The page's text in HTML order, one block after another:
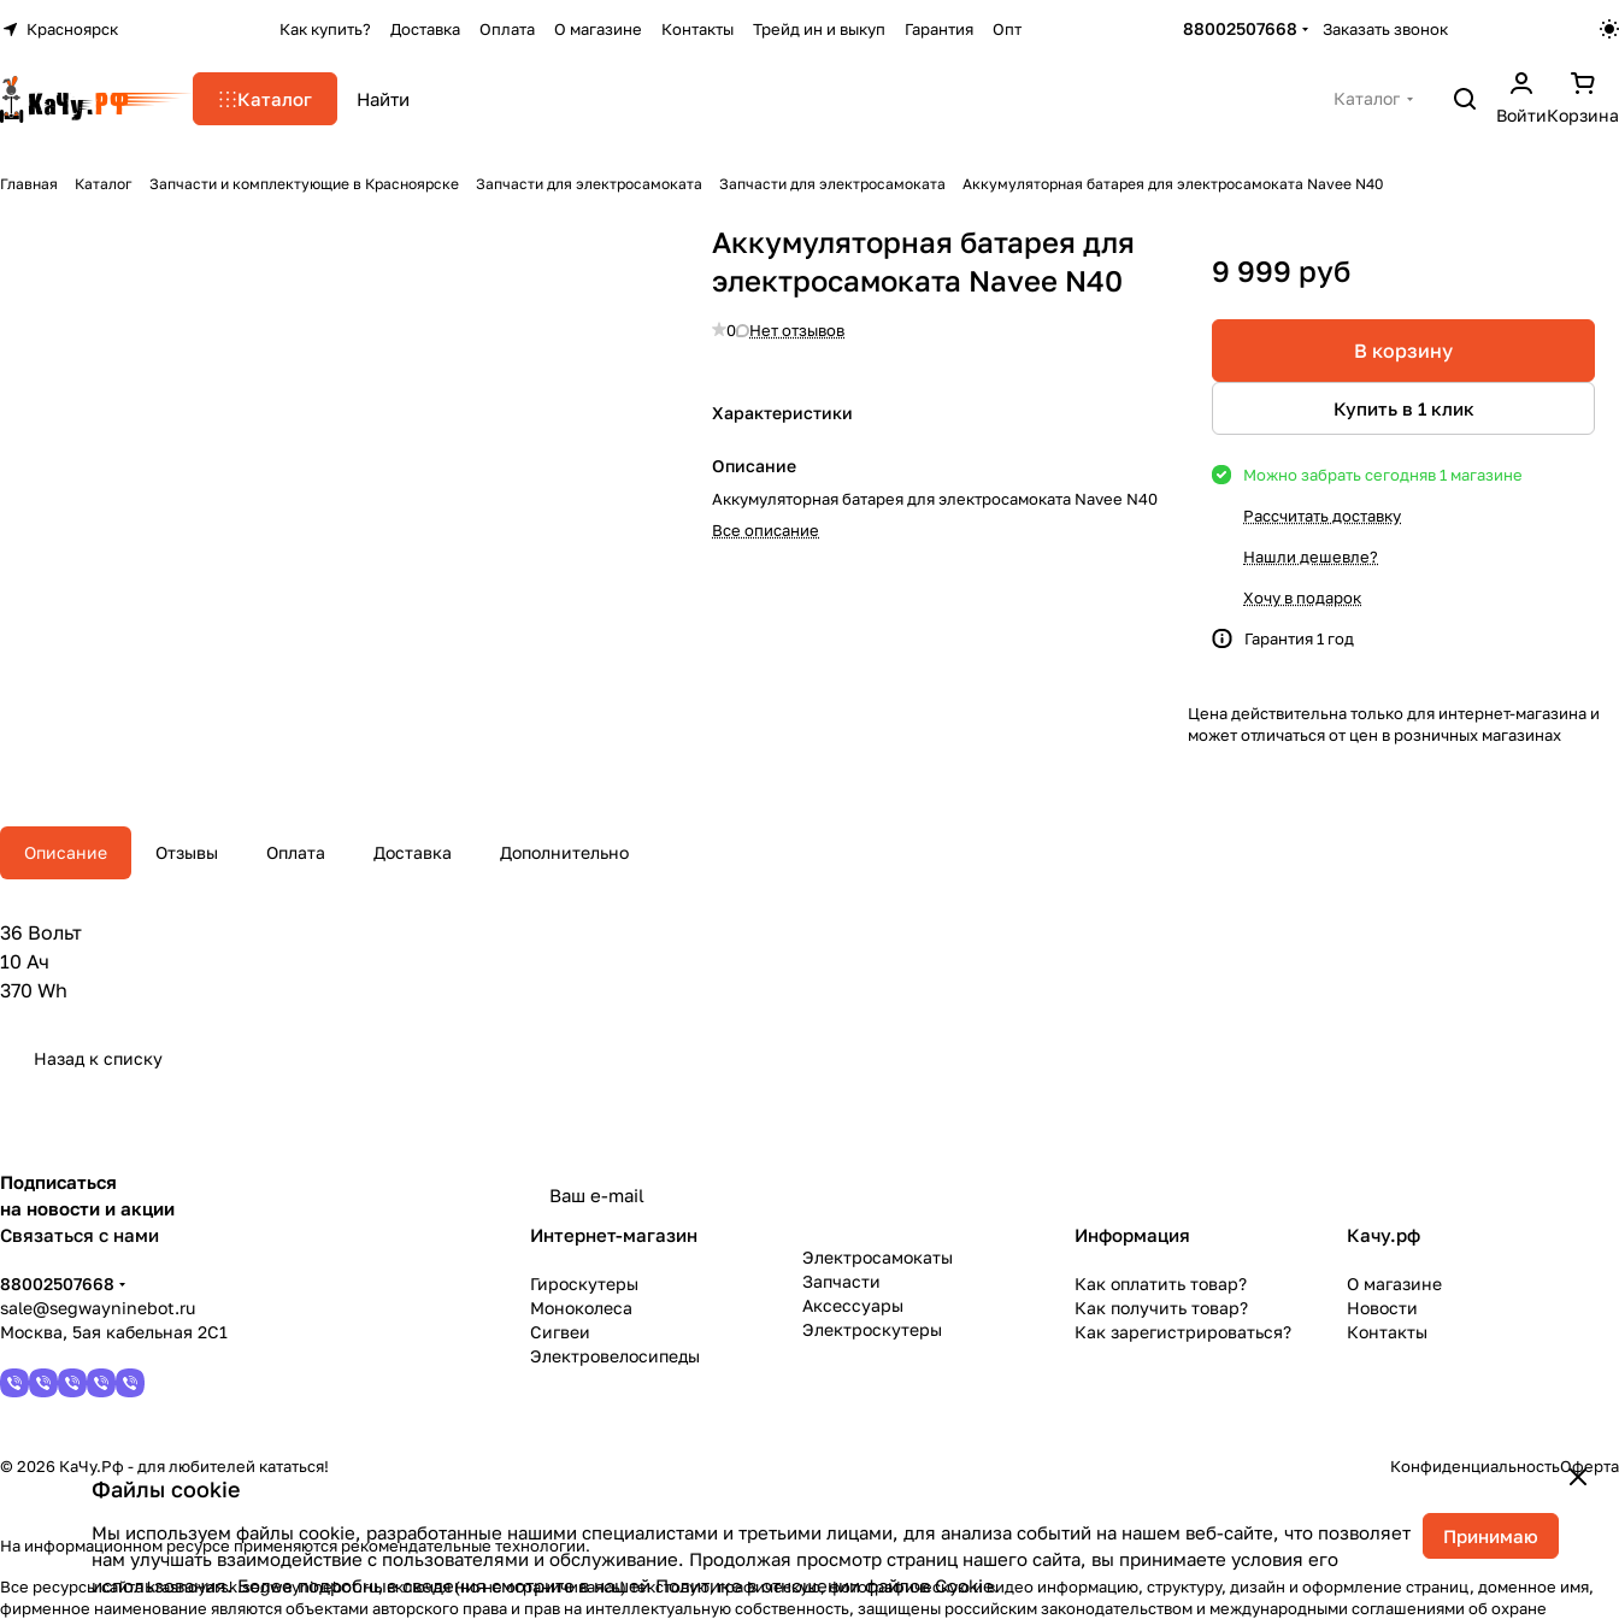
Красноярск Как купить? Доставка Оплата О магазине Контакты Трейд ин и выкуп Гарантия Опт 88002507668 Заказать звонок
Каталог
Каталог
ВойтиКорзина
Главная Каталог Запчасти и комплектующие в Красноярске Запчасти для электросамоката Запчасти для электросамоката Аккумуляторная батарея для электросамоката Navee N40
Аккумуляторная батарея для
электросамоката Navee N40
0 Нет отзывов
Характеристики
Описание
Аккумуляторная батарея для электросамоката Navee N40
Все описание
9 999 руб
В корзину
Купить в 1 клик
Можно забрать сегодняв 1 магазине
Рассчитать доставку
Нашли дешевле?
Хочу в подарок
Гарантия 1 год
Цена действительна только для интернет-магазина и
может отличаться от цен в розничных магазинах
Описание Отзывы Оплата Доставка Дополнительно
36 Вольт
10 Ач
370 Wh
Назад к списку
Подписаться
на новости и акции
Связаться с нами
88002507668
sale@segwayninebot.ru
Москва, 5ая кабельная 2С1
Интернет-магазин
Гироскутеры
Моноколеса
Сигвеи
Электровелосипеды
Электросамокаты
Запчасти
Аксессуары
Электроскутеры
Информация
Как оплатить товар?
Как получить товар?
Как зарегистрироваться?
Качу.рф
О магазине
Новости
Контакты
© 2026 КаЧу.Рф - для любителей кататься! КонфиденциальностьОферта
На информационном ресурсе применяютсярекомендательные технологии.
Все ресурсы сайта krasnoyarsk.segwayninebot.ru, включая (но не ограничиваясь) текстовую, графическую, фотографическую и видео информацию, структуру, дизайн и оформление страниц, доменное имя,
фирменное наименование являются объектами авторского права и прав на интеллектуальную собственность, защищены российским законодательством и международными соглашениями об охране
Файлы cookie
Мы используем файлы cookie, разработанные нашими специалистами и третьими лицами, для анализа событий на нашем веб-сайте, что позволяет
нам улучшать взаимодействие с пользователями и обслуживание. Продолжая просмотр страниц нашего сайта, вы принимаете условия его
использования. Более подробные сведения смотрите в нашейПолитике в отношении файлов Cookie.
Принимаю